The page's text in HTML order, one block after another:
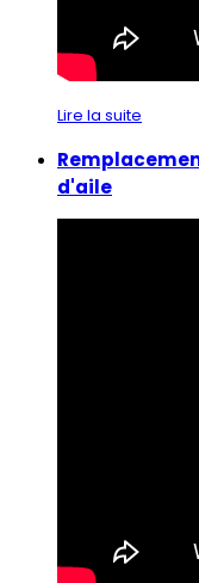
Lire la suite
d'aile